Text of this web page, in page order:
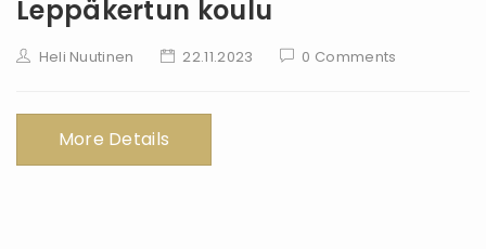
Leppäkertun koulu
Heli Nuutinen 22.11.2023 0 Comments
More Details